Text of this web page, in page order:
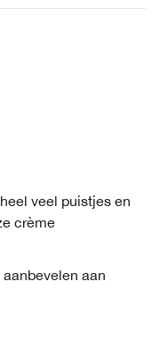
veel puistjes en
crème
aan